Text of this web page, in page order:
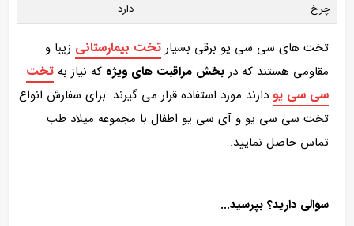
چرخ
دارد
تخت های سی سی یو برقی بسیار تخت بیمارستانی زیبا و
مقاومی هستند که در بخش مراقبت های ویژه که نیاز به تخت
سی سی یو دارند مورد استفاده قرار می گیرند. برای سفارش انواع
تخت سی سی یو و آی سی یو اطفال با مجموعه میلاد طب
تماس حاصل نمایید.
سوالی دارید؟ بپرسید...